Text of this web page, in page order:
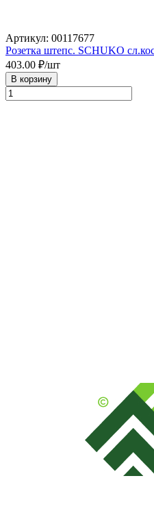
Артикул: 00117677
Розетка штепс. SCHUKO
403.00 ₽/шт
В корзину